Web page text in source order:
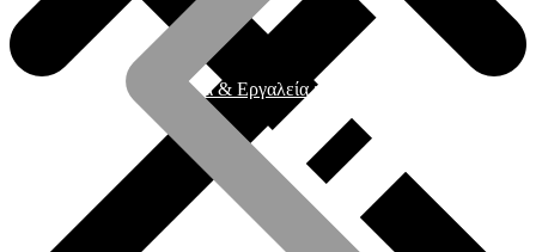
Ηλεκτρικά εργαλεία & Εργαλεία μπαταρίας